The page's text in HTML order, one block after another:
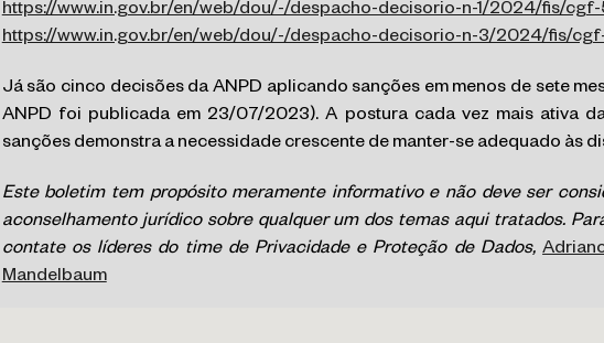
https://www.in.gov.br/en/web/dou/-/despacho-decisorio-n-1/2024/fis/
https://www.in.gov.br/en/web/dou/-/despacho-decisorio-n-3/2024/fis/
Já são cinco decisões da ANPD aplicando sanções em menos de sete
ANPD foi publicada em 23/07/2023). A postura cada vez mais ativa
sanções demonstra a necessidade crescente de manter-se adequado às
Este boletim tem propósito meramente informativo e não deve ser
aconselhamento jurídico sobre qualquer um dos temas aqui tratados.
contate os líderes do time de Privacidade e Proteção de Dados,
Mandelbaum